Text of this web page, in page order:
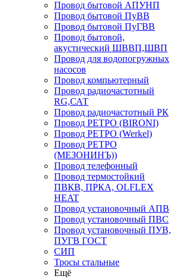
Провод бытовой АПУНП
Провод бытовой ПуВВ
Провод бытовой ПуГВВ
Провод бытовой,
акустический ШВВП,ШВП
Провод для водопогружных
насосов
Провод компьютерный
Провод радиочастотный
RG,САТ
Провод радиочастотный РК
Провод РЕТРО (BIRONI)
Провод РЕТРО (Werkel)
Провод РЕТРО
(МЕЗОНИНЪ))
Провод телефонный
Провод термостойкий
ПВКВ, ПРКА, OLFLEX
HEAT
Провод установочный АПВ
Провод установочный ПВС
Провод установочный ПУВ,
ПУГВ ГОСТ
СИП
Тросы стальные
Ещё